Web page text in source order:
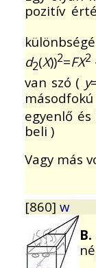
pozitív
d2(X))2=FX2
van szó ( y
egyenlő és
beli )
Vagy más
[860] w